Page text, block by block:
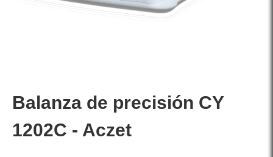
Balanza de precisión CY
1202C - Aczet